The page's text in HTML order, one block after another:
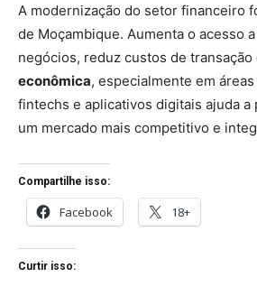
A modernização do setor financeiro
de Moçambique. Aumenta o acesso
negócios, reduz custos de transação
econômica, especialmente em
fintechs e aplicativos digitais ajuda a
um mercado mais competitivo e
Compartilhe isso:
Facebook 18+
Curtir isso: